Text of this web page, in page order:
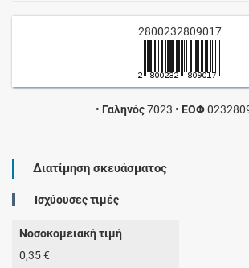
2800232809017
• Γαληνός7023 • ΕΟΦ
Διατίμηση σκευάσματος
Ισχύουσες τιμές
Νοσοκομειακή τιμή
0,35 €